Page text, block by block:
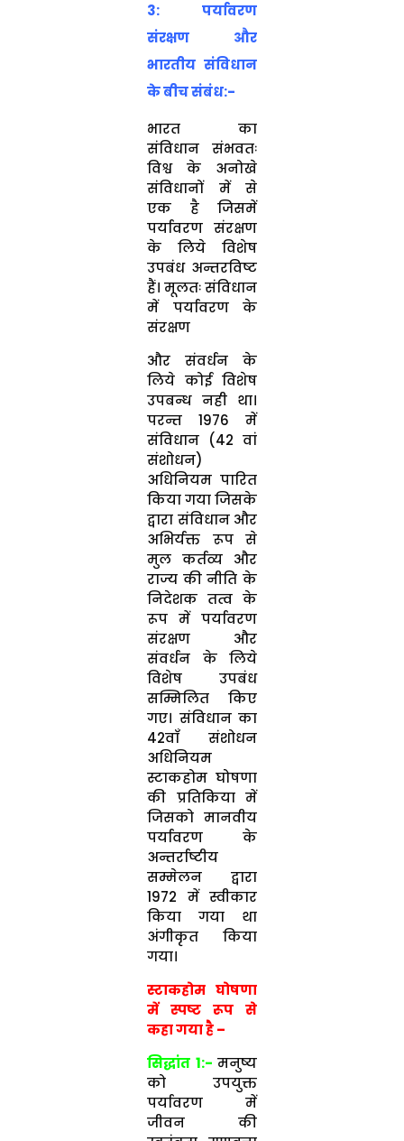
3: पर्यावरण
संरक्षण और
भारतीय संविधान
के बीच संबंध:-
भारत का
संविधान संभवतः
विश्व के अनोखे
संविधानों में से
एक है जिसमें
पर्यावरण संरक्षण
के लिये विशेष
उपबंध अन्तरविष्ट
हैं। मूलतः संविधान
में पर्यावरण के
संरक्षण
और संवर्धन के
लिये कोई विशेष
उपबन्ध नही था।
परन्त 1976 में
संविधान (42 वां
संशोधन)
अधिनियम पारित
किया गया जिसके
द्वारा संविधान और
अभिर्यक्त रूप से
मुल कर्तव्य और
राज्य की नीति के
निदेशक तत्व के
रूप में पर्यावरण
संरक्षण और
संवर्धन के लिये
विशेष उपबंध
सम्मिलित किए
गए। संविधान का
42वाँ संशोधन
अधिनियम
स्टाकहोम घोषणा
की प्रतिकिया में
जिसको मानवीय
पर्यावरण के
अन्तर्राष्टीय
सम्मेलन द्वारा
1972 में स्वीकार
किया गया था
अंगीकृत किया
गया।
स्टाकहोम घोषणा
में स्पष्ट रूप से
कहा गया है –
सिद्धांत 1:-मनुष्य
को उपयुक्त
पर्यावरण में
जीवन की